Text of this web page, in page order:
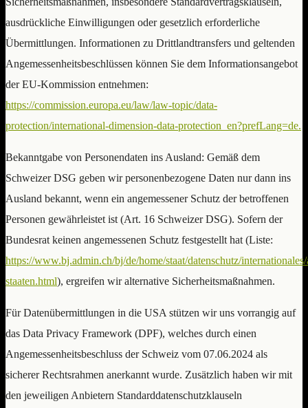
ausdrückliche Einwilligungen oder gesetzlich erforderliche
Übermittlungen. Informationen zu Drittlandtransfers und geltenden
Angemessenheitsbeschlüssen können Sie dem Informationsangebot
der EU-Kommission entnehmen:
https://commission.europa.eu/law/law-topic/data-
protection/international-dimension-data-protection_en?prefLang=de.
Bekanntgabe von Personendaten ins Ausland: Gemäß dem
Schweizer DSG geben wir personenbezogene Daten nur dann ins
Ausland bekannt, wenn ein angemessener Schutz der betroffenen
Personen gewährleistet ist (Art. 16 Schweizer DSG). Sofern der
Bundesrat keinen angemessenen Schutz festgestellt hat (Liste:
https://www.bj.admin.ch/bj/de/home/staat/datenschutz/
staaten.html), ergreifen wir alternative Sicherheitsmaßnahmen.
Für Datenübermittlungen in die USA stützen wir uns vorrangig auf
das Data Privacy Framework (DPF), welches durch einen
Angemessenheitsbeschluss der Schweiz vom 07.06.2024 als
sicherer Rechtsrahmen anerkannt wurde. Zusätzlich haben wir mit
den jeweiligen Anbietern Standarddatenschutzklauseln